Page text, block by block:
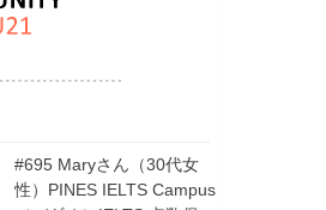
#695 Maryさん（30代女
性）PINES IELTS Campus